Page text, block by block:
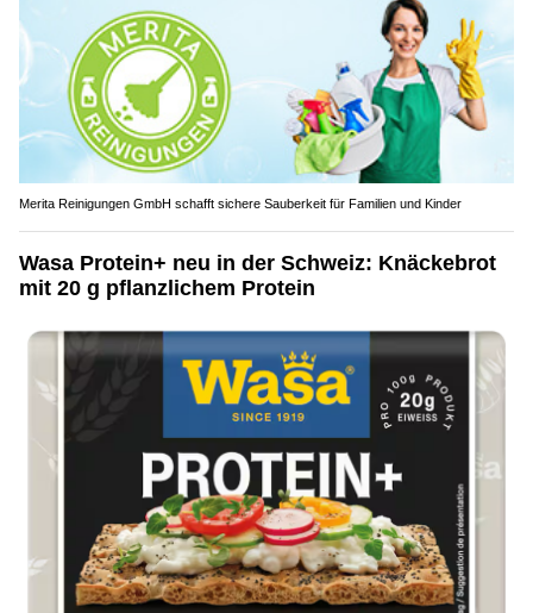
Merita Reinigungen GmbH schafft sichere Sauberkeit für Familien und Kinder
Wasa Protein+ neu in der Schweiz: Knäckebrot
mit 20 g pflanzlichem Protein